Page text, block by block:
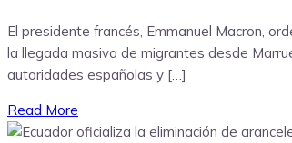
El presidente francés, Emmanuel Macron,
la llegada masiva de migrantes desde
autoridades españolas y […]
Read More